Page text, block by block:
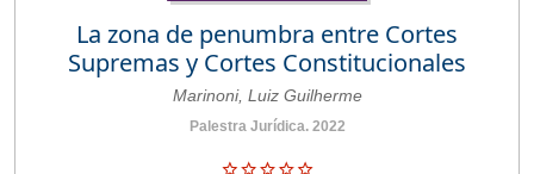
La zona de penumbra entre Cortes
Supremas y Cortes Constitucionales
Marinoni, Luiz Guilherme
Palestra Jurídica. 2022